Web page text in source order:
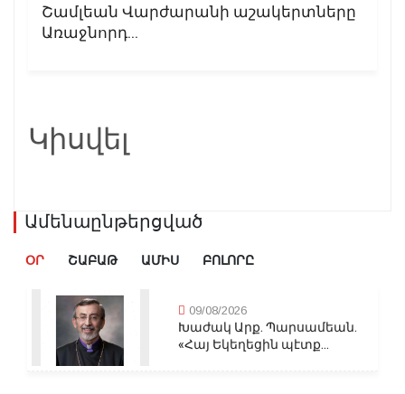
Շամլեան Վարժարանի աշակերտները
Առաջնորդ...
Կիսվել
Ամենաընթերցված
ՕՐ ՇԱԲԱԹ ԱՄԻՍ ԲՈԼՈՐԸ
09/08/2026
Խաժակ Արք. Պարսամեան.
«Հայ Եկեղեցին պէտք...